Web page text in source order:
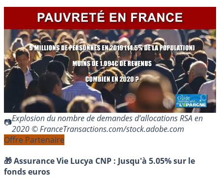
Explosion du nombre de demandes d’allocations RSA en
2020 © FranceTransactions.com/stock.adobe.com
Offre Partenaire
🎁 Assurance Vie Lucya CNP : Jusqu'à 5.05% sur le
fonds euros